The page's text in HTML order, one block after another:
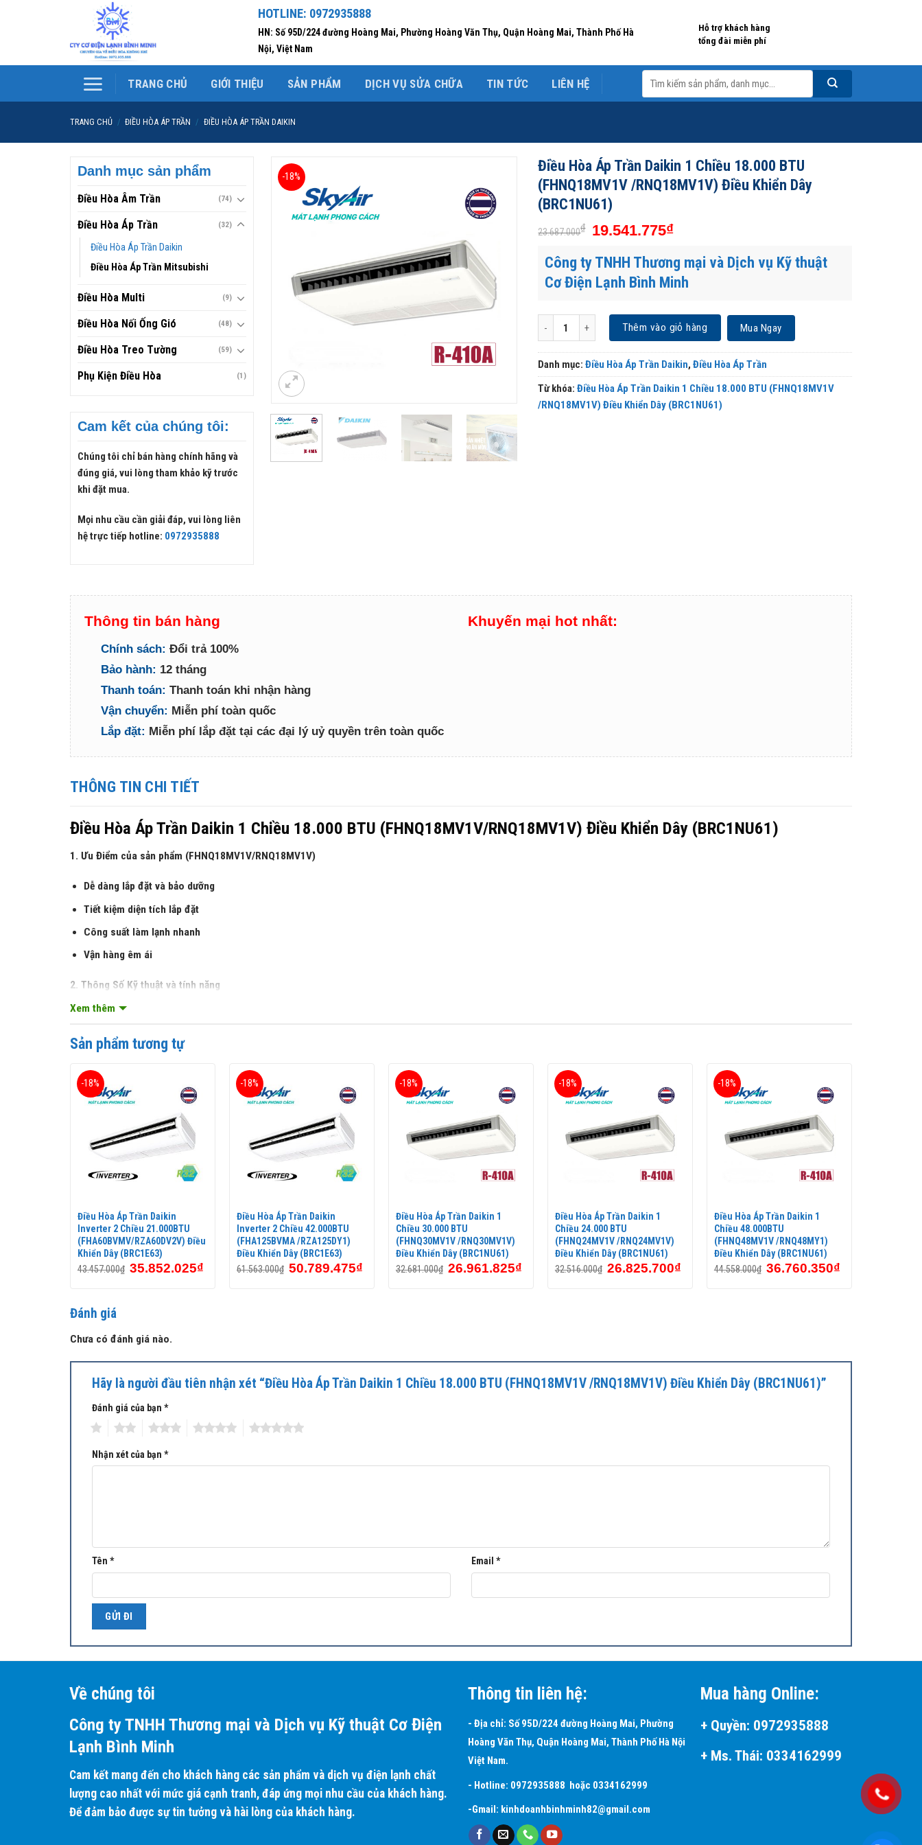
HOTLINE: 0972935888
HN: Số 95D/224 đường Hoàng Mai, Phường Hoàng Văn Thụ, Quận Hoàng Mai, Thành Phố Hà
Nội, Việt Nam
Hỗ trợ khách hàng
tổng đài miễn phí
TRANG CHỦ GIỚI THIỆU SẢN PHẨM DỊCH VỤ SỬA CHỮA TIN TỨC LIÊN HỆ
Tìm
kiếm:
TRANG CHỦ / ĐIỀU HÒA ÁP TRẦN / ĐIỀU HÒA ÁP TRẦN DAIKIN
-18%
Điều Hòa Áp Trần Daikin 1 Chiều 18.000 BTU
(FHNQ18MV1V /RNQ18MV1V) Điều Khiển Dây
(BRC1NU61)
23.687.000₫ 19.541.775₫
Công ty TNHH Thương mại và Dịch vụ Kỹ thuật
Cơ Điện Lạnh Bình Minh
Điều Hòa Áp Trần Daikin 1 Chiều 18.000 BTU (FHNQ18MV1V /RNQ18MV1V) Điều Khiển Dây
Thêm vào giỏ hàng Mua Ngay
Danh mục:Điều Hòa Áp Trần Daikin,Điều Hòa Áp Trần
Từ khóa:Điều Hòa Áp Trần Daikin 1 Chiều 18.000 BTU (FHNQ18MV1V
/RNQ18MV1V) Điều Khiển Dây (BRC1NU61)
Danh mục sản phẩm
Điều Hòa Âm Trần (74)
Điều Hòa Áp Trần (32)
Điều Hòa Áp Trần Daikin
Điều Hòa Áp Trần Mitsubishi
Điều Hòa Multi (9)
Điều Hòa Nối Ống Gió (48)
Điều Hòa Treo Tường (59)
Phụ Kiện Điều Hòa (1)
Cam kết của chúng tôi:
Chúng tôi chỉ bán hàng chính hãng và
đúng giá, vui lòng tham khảo kỹ trước
khi đặt mua.
Mọi nhu cầu cần giải đáp, vui lòng liên
hệ trực tiếp hotline: 0972935888
Thông tin bán hàng
Chính sách: Đổi trả 100%
Bảo hành: 12 tháng
Thanh toán: Thanh toán khi nhận hàng
Vận chuyển: Miễn phí toàn quốc
Lắp đặt: Miễn phí lắp đặt tại các đại lý uỷ quyền trên toàn quốc
Khuyến mại hot nhất:
THÔNG TIN CHI TIẾT
Điều Hòa Áp Trần Daikin 1 Chiều 18.000 BTU (FHNQ18MV1V/RNQ18MV1V) Điều Khiển Dây (BRC1NU61)
1. Ưu Điểm của sản phẩm (FHNQ18MV1V/RNQ18MV1V)
Dễ dàng lắp đặt và bảo dưỡng
Tiết kiệm diện tích lắp đặt
Công suất làm lạnh nhanh
Vận hàng êm ái
2. Thông Số Kỹ thuật và tính năng
Điều hòa ap trần
Dàn lạnh đa dạng
Xem thêm
Sản phẩm tương tự
-18%
Điều Hòa Áp Trần Daikin
Inverter 2 Chiều 21.000BTU
(FHA60BVMV/RZA60DV2V) Điều
Khiển Dây (BRC1E63)
43.457.000₫ 35.852.025₫
-18%
Điều Hòa Áp Trần Daikin
Inverter 2 Chiều 42.000BTU
(FHA125BVMA /RZA125DY1)
Điều Khiển Dây (BRC1E63)
61.563.000₫ 50.789.475₫
-18%
Điều Hòa Áp Trần Daikin 1
Chiều 30.000 BTU
(FHNQ30MV1V /RNQ30MV1V)
Điều Khiển Dây (BRC1NU61)
32.681.000₫ 26.961.825₫
-18%
Điều Hòa Áp Trần Daikin 1
Chiều 24.000 BTU
(FHNQ24MV1V /RNQ24MV1V)
Điều Khiển Dây (BRC1NU61)
32.516.000₫ 26.825.700₫
-18%
Điều Hòa Áp Trần Daikin 1
Chiều 48.000BTU
(FHNQ48MV1V /RNQ48MY1)
Điều Khiển Dây (BRC1NU61)
44.558.000₫ 36.760.350₫
Đánh giá
Chưa có đánh giá nào.
Hãy là người đầu tiên nhận xét “Điều Hòa Áp Trần Daikin 1 Chiều 18.000 BTU (FHNQ18MV1V /RNQ18MV1V) Điều Khiển Dây (BRC1NU61)”
Đánh giá của bạn *
Nhận xét của bạn *
Tên * Email *
Về chúng tôi
Công ty TNHH Thương mại và Dịch vụ Kỹ thuật Cơ Điện
Lạnh Bình Minh
Cam kết mang đến cho khách hàng các sản phẩm và dịch vụ điện lạnh chất
lượng cao nhất với mức giá cạnh tranh, đáp ứng mọi nhu cầu của khách hàng.
Để đảm bảo được sự tin tưởng và hài lòng của khách hàng.
Thông tin liên hệ:
- Địa chỉ: Số 95D/224 đường Hoàng Mai, Phường
Hoàng Văn Thụ, Quận Hoàng Mai, Thành Phố Hà Nội
Việt Nam.
- Hotline: 0972935888 hoặc 0334162999
-Gmail: kinhdoanhbinhminh82@gmail.com
Mua hàng Online:
+ Quyền: 0972935888
+ Ms. Thái: 0334162999